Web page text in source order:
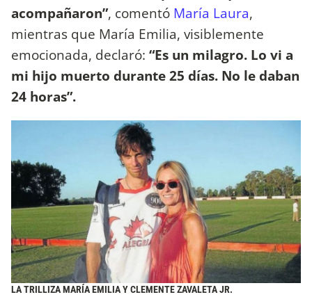
acompañaron”, comentó María Laura,
mientras que María Emilia, visiblemente
emocionada, declaró: “Es un milagro. Lo vi a
mi hijo muerto durante 25 días. No le daban
24 horas”.
LA TRILLIZA MARÍA EMILIA Y CLEMENTE ZAVALETA JR.